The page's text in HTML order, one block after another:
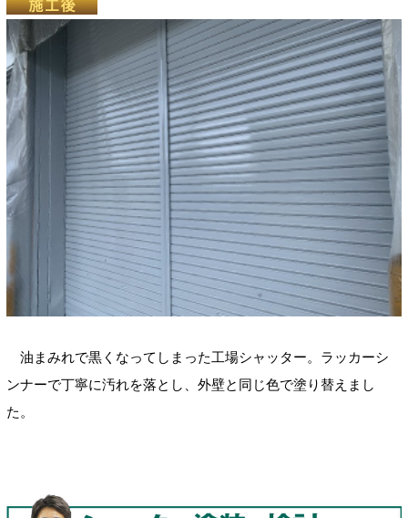
油まみれで黒くなってしまった工場シャッター。ラッカーシ
ンナーで丁寧に汚れを落とし、外壁と同じ色で塗り替えまし
た。